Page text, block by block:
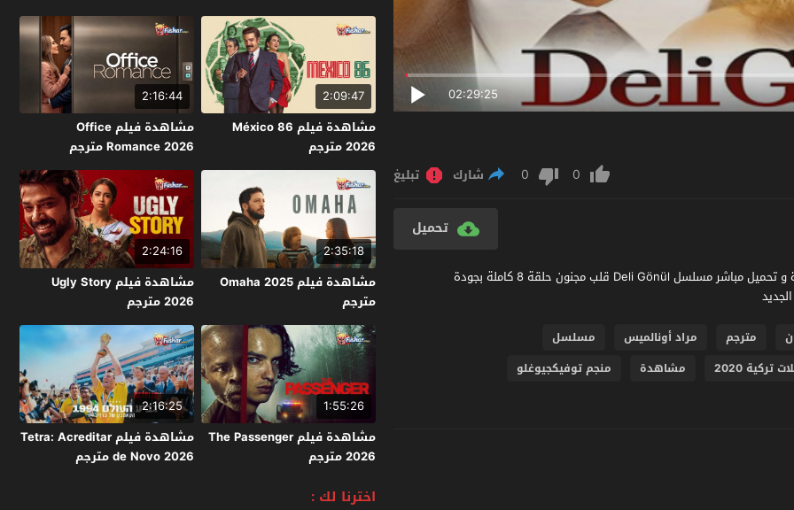
02:29:25
0
0 شارك تبليغ
تحميل
مشاهدة مسلسل قلب مجنون الحلقة 8 مترجم عربي اون لاين مشاهدة و تحميل مباشر مسلسل Deli Gönül قلب مجنون حلقة 8 كاملة بجودة
مترجم مراد أونالميس
مسلسل
2020 مشاهدة منجم توفيكجيوغلو
2:09:47
مشاهدة فيلم México 86
2026 مترجم
2:16:44
مشاهدة فيلم Office
Romance 2026 مترجم
2:35:18
مشاهدة فيلم Omaha 2025
مترجم
2:24:16
مشاهدة فيلم Ugly Story
2026 مترجم
1:55:26
مشاهدة فيلم The Passenger
2026 مترجم
2:16:25
مشاهدة فيلم Tetra: Acreditar
de Novo 2026 مترجم
اخترنا لك :